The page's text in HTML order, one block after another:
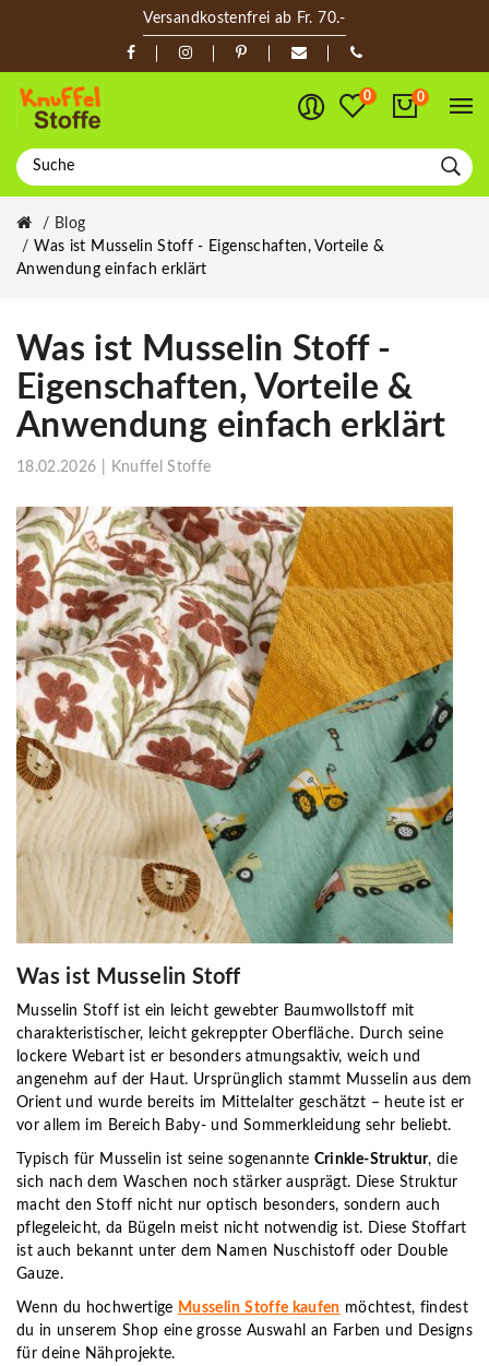
Versandkostenfrei ab Fr. 70.-
0 0
Blog
Was ist Musselin Stoff - Eigenschaften, Vorteile &
Anwendung einfach erklärt
Was ist Musselin Stoff -
Eigenschaften, Vorteile &
Anwendung einfach erklärt
18.02.2026 | Knuffel Stoffe
Was ist Musselin Stoff
Musselin Stoff ist ein leicht gewebter Baumwollstoff mit
charakteristischer, leicht gekreppter Oberfläche. Durch seine
lockere Webart ist er besonders atmungsaktiv, weich und
angenehm auf der Haut. Ursprünglich stammt Musselin aus dem
Orient und wurde bereits im Mittelalter geschätzt – heute ist er
vor allem im Bereich Baby- und Sommerkleidung sehr beliebt.
Typisch für Musselin ist seine sogenannte Crinkle-Struktur, die
sich nach dem Waschen noch stärker ausprägt. Diese Struktur
macht den Stoff nicht nur optisch besonders, sondern auch
pflegeleicht, da Bügeln meist nicht notwendig ist. Diese Stoffart
ist auch bekannt unter dem Namen Nuschistoff oder Double
Gauze.
Wenn du hochwertige Musselin Stoffe kaufen möchtest, findest
du in unserem Shop eine grosse Auswahl an Farben und Designs
für deine Nähprojekte.